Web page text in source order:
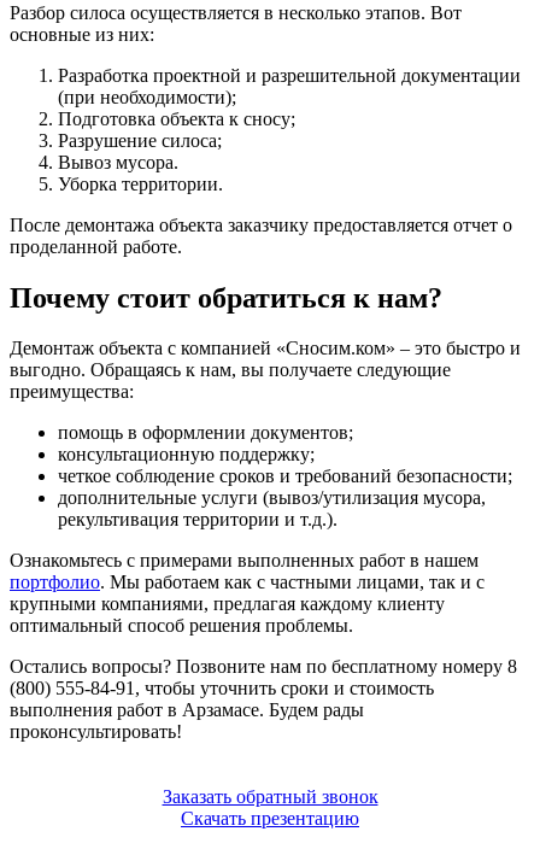
Разбор силоса осуществляется в несколько этапов. Вот
основные из них:
Разработка проектной и разрешительной документации
(при необходимости);
Подготовка объекта к сносу;
Разрушение силоса;
Вывоз мусора.
Уборка территории.
После демонтажа объекта заказчику предоставляется отчет о
проделанной работе.
Почему стоит обратиться к нам?
Демонтаж объекта с компанией «Сносим.ком» – это быстро и
выгодно. Обращаясь к нам, вы получаете следующие
преимущества:
помощь в оформлении документов;
консультационную поддержку;
четкое соблюдение сроков и требований безопасности;
дополнительные услуги (вывоз/утилизация мусора,
рекультивация территории и т.д.).
Ознакомьтесь с примерами выполненных работ в нашем
портфолио. Мы работаем как с частными лицами, так и с
крупными компаниями, предлагая каждому клиенту
оптимальный способ решения проблемы.
Остались вопросы? Позвоните нам по бесплатному номеру 8
(800) 555-84-91, чтобы уточнить сроки и стоимость
выполнения работ в Арзамасе. Будем рады
проконсультировать!
Заказать обратный звонок
Скачать презентацию